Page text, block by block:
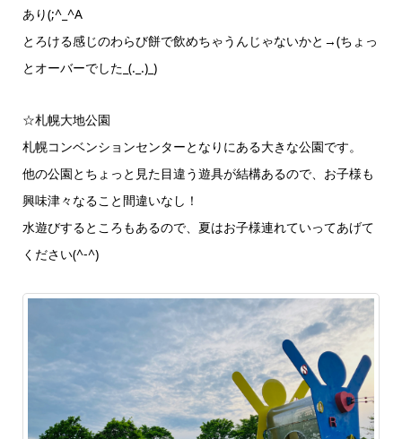
あり(;^_^A
とろける感じのわらび餅で飲めちゃうんじゃないかと→(ちょっ
とオーバーでした_(._.)_)
☆札幌大地公園
札幌コンベンションセンターとなりにある大きな公園です。
他の公園とちょっと見た目違う遊具が結構あるので、お子様も
興味津々なること間違いなし！
水遊びするところもあるので、夏はお子様連れていってあげて
ください(^-^)